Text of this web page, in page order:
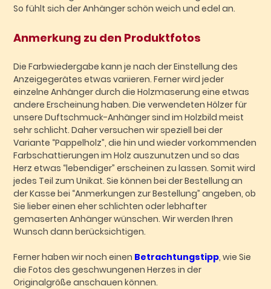
So fühlt sich der Anhänger schön weich und edel an.
Anmerkung zu den Produktfotos
Die Farbwiedergabe kann je nach der Einstellung des
Anzeigegerätes etwas variieren. Ferner wird jeder
einzelne Anhänger durch die Holzmaserung eine etwas
andere Erscheinung haben. Die verwendeten Hölzer für
unsere Duftschmuck-Anhänger sind im Holzbild meist
sehr schlicht. Daher versuchen wir speziell bei der
Variante “Pappelholz”, die hin und wieder vorkommenden
Farbschattierungen im Holz auszunutzen und so das
Herz etwas “lebendiger” erscheinen zu lassen. Somit wird
jedes Teil zum Unikat. Sie können bei der Bestellung an
der Kasse bei “Anmerkungen zur Bestellung” angeben, ob
Sie lieber einen eher schlichten oder lebhafter
gemaserten Anhänger wünschen. Wir werden Ihren
Wunsch dann berücksichtigen.
Ferner haben wir noch einen Betrachtungstipp, wie Sie
die Fotos des geschwungenen Herzes in der
Originalgröße anschauen können.